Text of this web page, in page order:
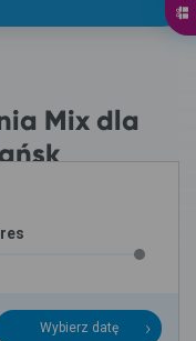
Mix dla
Wybierz datę